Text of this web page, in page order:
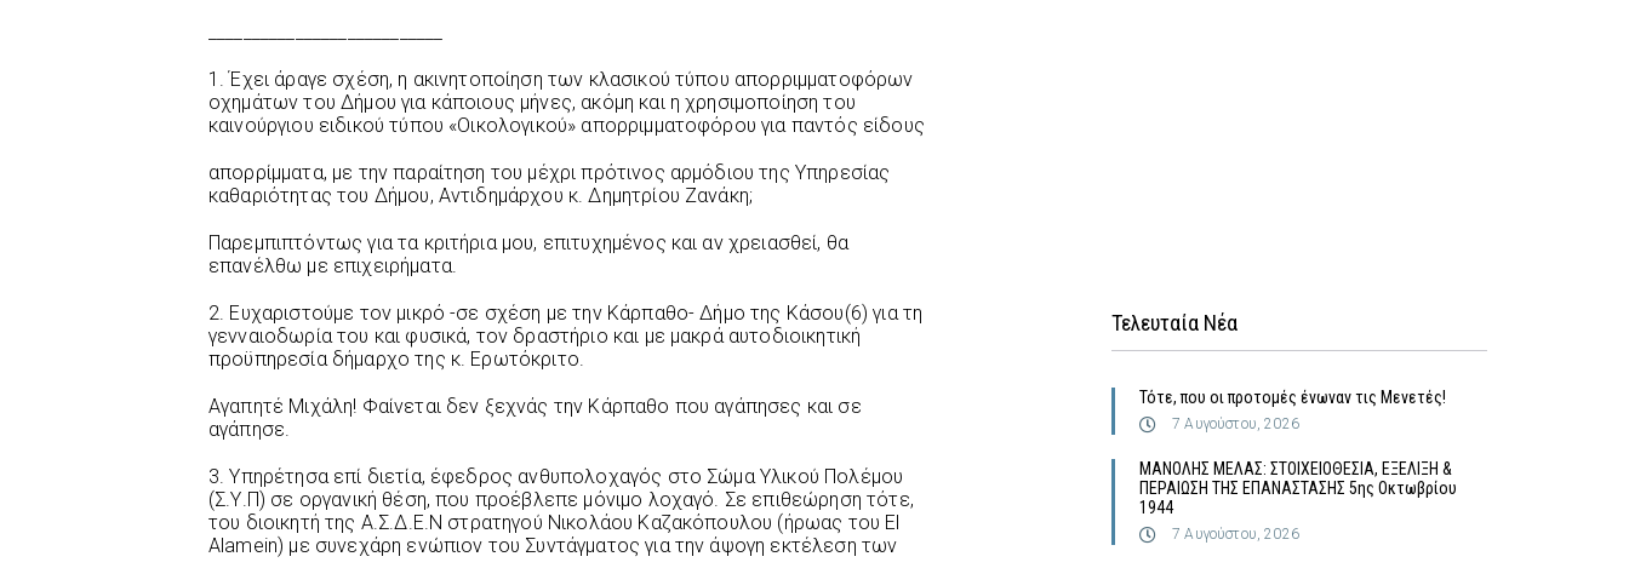
1. Έχει άραγε σχέση, η ακινητοποίηση των κλασικού τύπου απορριμματοφόρων
οχημάτων του Δήμου για κάποιους μήνες, ακόμη και η χρησιμοποίηση του
καινούργιου ειδικού τύπου «Οικολογικού» απορριμματοφόρου για παντός είδους
απορρίμματα, με την παραίτηση του μέχρι πρότινος αρμόδιου της Υπηρεσίας
καθαριότητας του Δήμου, Αντιδημάρχου κ. Δημητρίου Ζανάκη;
Παρεμπιπτόντως για τα κριτήρια μου, επιτυχημένος και αν χρειασθεί, θα
επανέλθω με επιχειρήματα.
2. Ευχαριστούμε τον μικρό -σε σχέση με την Κάρπαθο- Δήμο της Κάσου(6) για τη
γενναιοδωρία του και φυσικά, τον δραστήριο και με μακρά αυτοδιοικητική
προϋπηρεσία δήμαρχο της κ. Ερωτόκριτο.
Αγαπητέ Μιχάλη! Φαίνεται δεν ξεχνάς την Κάρπαθο που αγάπησες και σε
αγάπησε.
3. Υπηρέτησα επί διετία, έφεδρος ανθυπολοχαγός στο Σώμα Υλικού Πολέμου
(Σ.Υ.Π) σε οργανική θέση, που προέβλεπε μόνιμο λοχαγό. Σε επιθεώρηση τότε,
του διοικητή της Α.Σ.Δ.Ε.Ν στρατηγού Νικολάου Καζακόπουλου (ήρωας του El
Alamein) με συνεχάρη ενώπιον του Συντάγματος για την άψογη εκτέλεση των
Τελευταία Νέα
Τότε, που οι προτομές ένωναν τις Μενετές!
7 Αυγούστου, 2026
MΑΝΟΛΗΣ ΜΕΛΑΣ: ΣΤΟΙΧΕΙΟΘΕΣΙΑ, ΕΞΕΛΙΞΗ &
ΠΕΡΑΙΩΣΗ ΤΗΣ ΕΠΑΝΑΣΤΑΣΗΣ 5ης Οκτωβρίου
1944
7 Αυγούστου, 2026